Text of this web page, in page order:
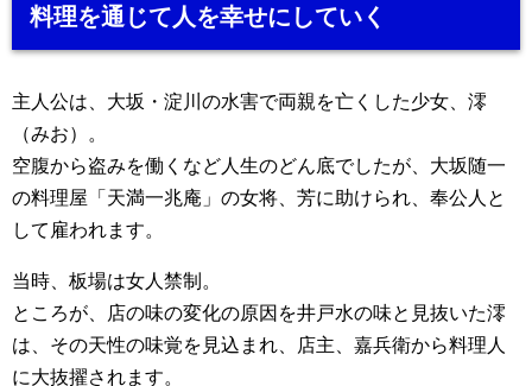
料理を通じて人を幸せにしていく
主人公は、大坂・淀川の水害で両親を亡くした少女、澪
（みお）。
空腹から盗みを働くなど人生のどん底でしたが、大坂随一
の料理屋「天満一兆庵」の女将、芳に助けられ、奉公人と
して雇われます。
当時、板場は女人禁制。
ところが、店の味の変化の原因を井戸水の味と見抜いた澪
は、その天性の味覚を見込まれ、店主、嘉兵衛から料理人
に大抜擢されます。